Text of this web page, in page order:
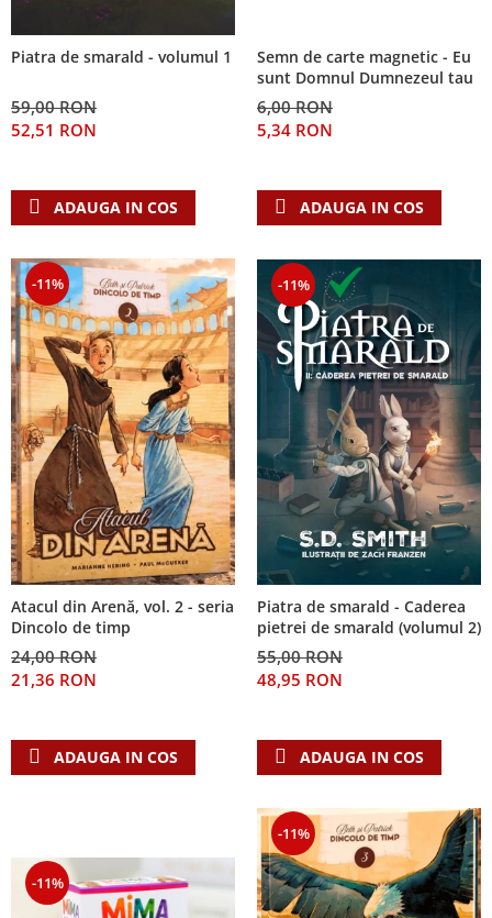
Piatra de smarald - volumul 1
59,00 RON
52,51 RON
ADAUGA IN COS
Semn de carte magnetic - Eu
sunt Domnul Dumnezeul tau
6,00 RON
5,34 RON
ADAUGA IN COS
-11%
Atacul din Arenă, vol. 2 - seria
Dincolo de timp
24,00 RON
21,36 RON
ADAUGA IN COS
-11%
Piatra de smarald - Caderea
pietrei de smarald (volumul 2)
55,00 RON
48,95 RON
ADAUGA IN COS
-11%
-11%